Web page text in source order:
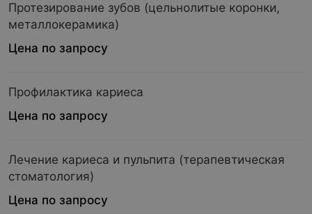
Протезирование зубов (цельнолитые коронки,
металлокерамика)
Цена по запросу
Профилактика кариеса
Цена по запросу
Лечение кариеса и пульпита (терапевтическая
стоматология)
Цена по запросу